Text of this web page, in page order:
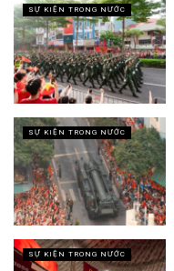
SỰ KIỆN TRONG NƯỚC
SỰ KIỆN TRONG NƯỚC
SỰ KIỆN TRONG NƯỚC